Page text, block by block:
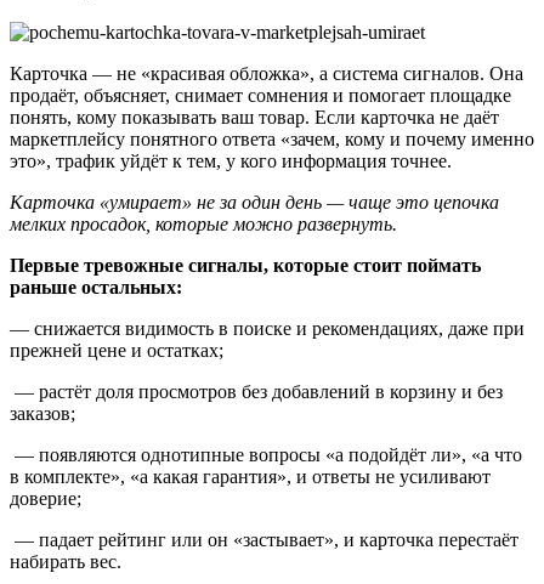
Карточка — не «красивая обложка», а система сигналов. Она
продаёт, объясняет, снимает сомнения и помогает площадке
понять, кому показывать ваш товар. Если карточка не даёт
маркетплейсу понятного ответа «зачем, кому и почему именно
это», трафик уйдёт к тем, у кого информация точнее.
Карточка «умирает» не за один день — чаще это цепочка
мелких просадок, которые можно развернуть.
Первые тревожные сигналы, которые стоит поймать
раньше остальных:
— снижается видимость в поиске и рекомендациях, даже при
прежней цене и остатках;
— растёт доля просмотров без добавлений в корзину и без
заказов;
— появляются однотипные вопросы «а подойдёт ли», «а что
в комплекте», «а какая гарантия», и ответы не усиливают
доверие;
— падает рейтинг или он «застывает», и карточка перестаёт
набирать вес.